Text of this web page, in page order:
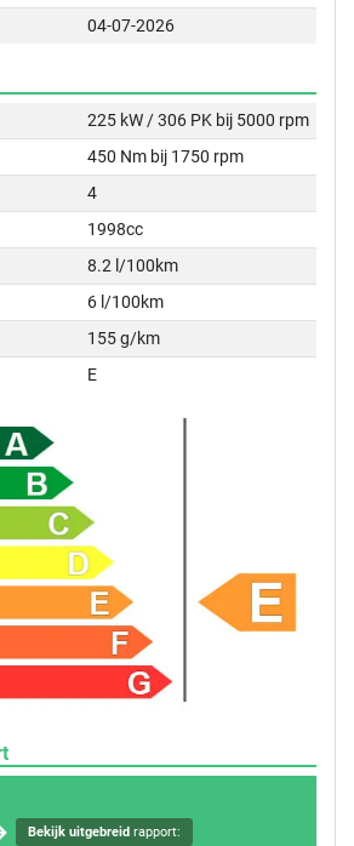
04-07-2026
225 kW / 306 PK bij 5000 rpm
450 Nm bij 1750 rpm
4
1998cc
8.2 l/100km
6 l/100km
155 g/km
E
Bekijk uitgebreidrapport: